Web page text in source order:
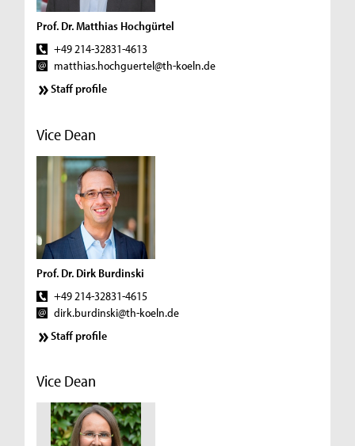
Prof. Dr. Matthias Hochgürtel
+49 214-32831-4613
matthias.hochguertel@th-koeln.de
Staff profile
Vice Dean
Prof. Dr. Dirk Burdinski
+49 214-32831-4615
dirk.burdinski@th-koeln.de
Staff profile
Vice Dean